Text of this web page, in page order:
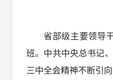
省部级主要领导
班。中共中央总书记
三中全会精神不断引